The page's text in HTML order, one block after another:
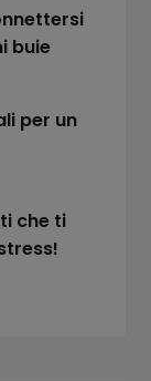
buie
per un
che ti